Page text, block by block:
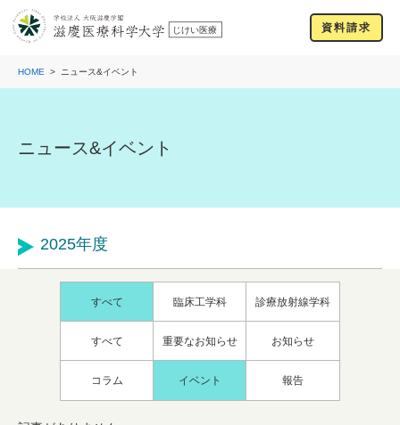
資料請求
HOME ニュース&イベント
ニュース&イベント
2025年度
すべて 臨床工学科 診療放射線学科
すべて 重要なお知らせ お知らせ
コラム イベント 報告